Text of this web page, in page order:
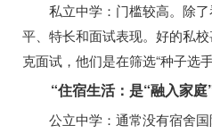
私立中学：门槛较高。除
平、特长和面试表现。好的私
克面试，他们是在筛选“种子选手
“住宿生活：是“融入家
公立中学：通常没有宿舍